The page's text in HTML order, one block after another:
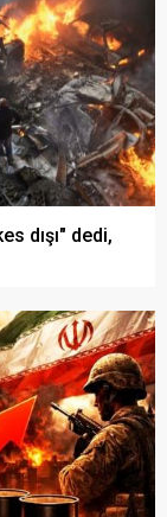
dışı" dedi,